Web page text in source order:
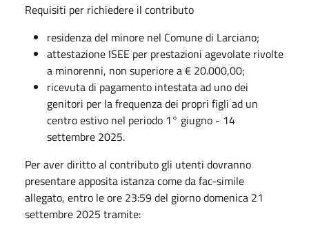
Requisiti per richiedere il contributo
residenza del minore nel Comune di Larciano;
attestazione ISEE per prestazioni agevolate rivolte
a minorenni, non superiore a € 20.000,00;
ricevuta di pagamento intestata ad uno dei
genitori per la frequenza dei propri figli ad un
centro estivo nel periodo 1° giugno - 14
settembre 2025.
Per aver diritto al contributo gli utenti dovranno
presentare apposita istanza come da fac-simile
allegato, entro le ore 23:59 del giorno domenica 21
settembre 2025 tramite: